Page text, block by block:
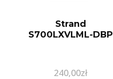
Strand
S700LXVLML-DBP
240,00zł